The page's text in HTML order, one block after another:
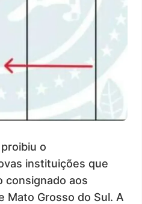
o
instituições que
consignado aos
Mato Grosso do Sul. A